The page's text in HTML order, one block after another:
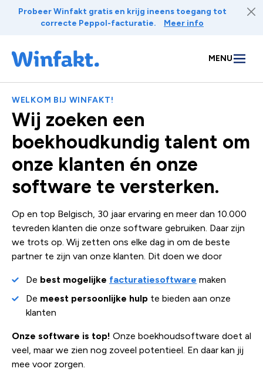
Naar inhoud
Probeer Winfakt gratis en krijg ineens toegang tot
correcte Peppol-facturatie.
Meer info
MENU
WELKOM BIJ WINFAKT!
Wij zoeken een
boekhoudkundig talent om
onze klanten én onze
software te versterken.
Op en top Belgisch, 30 jaar ervaring en meer dan 10.000
tevreden klanten die onze software gebruiken. Daar zijn
we trots op. Wij zetten ons elke dag in om de beste
partner te zijn van onze klanten. Dit doen we door
De best mogelijke facturatiesoftware maken
De meest persoonlijke hulp te bieden aan onze
klanten
Onze software is top! Onze boekhoudsoftware doet al
veel, maar we zien nog zoveel potentieel. En daar kan jij
mee voor zorgen.